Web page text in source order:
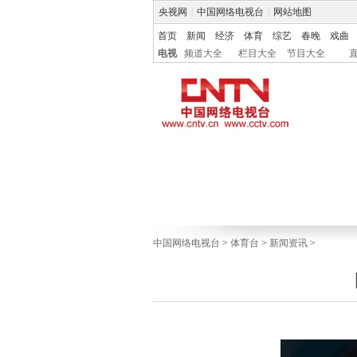
央视网 中国网络电视台 网站地图
首页 新闻 经济 体育 综艺 春晚
戏曲
电视
频道大全 栏目大全 节目大全
中国网络电视台 > 体育台 > 新闻资讯 >